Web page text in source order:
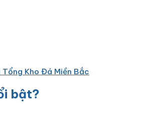
Kho Đá Miền Bắc
bật?